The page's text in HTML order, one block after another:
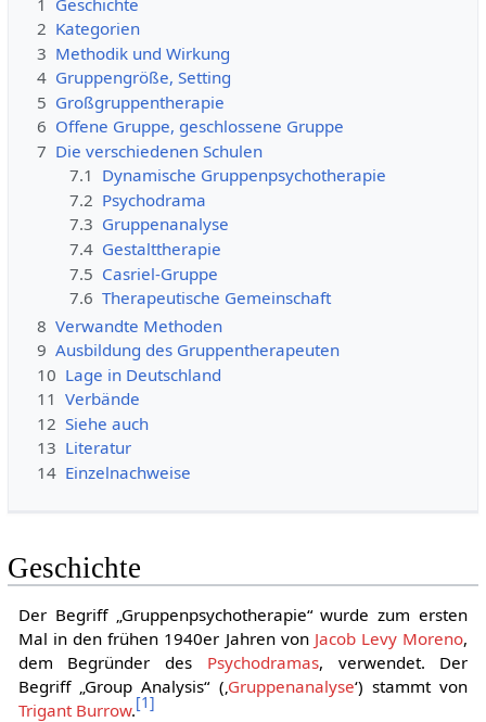
2 Kategorien
3 Methodik und Wirkung
4 Gruppengröße, Setting
5 Großgruppentherapie
6 Offene Gruppe, geschlossene Gruppe
7 Die verschiedenen Schulen
7.1 Dynamische Gruppenpsychotherapie
7.2 Psychodrama
7.3 Gruppenanalyse
7.4 Gestalttherapie
7.5 Casriel-Gruppe
7.6 Therapeutische Gemeinschaft
8 Verwandte Methoden
9 Ausbildung des Gruppentherapeuten
10 Lage in Deutschland
11 Verbände
12 Siehe auch
13 Literatur
14 Einzelnachweise
Geschichte
Der Begriff „Gruppenpsychotherapie“ wurde zum ersten
Mal in den frühen 1940er Jahren von Jacob Levy Moreno,
dem Begründer des Psychodramas, verwendet. Der
Begriff „Group Analysis“ (‚ Gruppenanalyse‘) stammt von
Trigant Burrow.[1]